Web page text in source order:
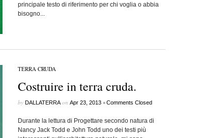
principale testo di riferimento per chi voglia o abbia
bisogno...
TERRA CRUDA
Costruire in terra cruda.
by DALLATERRAon Apr 23, 2013 •Comments Closed
Durante la lettura di Progettare secondo natura di
Nancy Jack Todd e John Todd uno dei testi più